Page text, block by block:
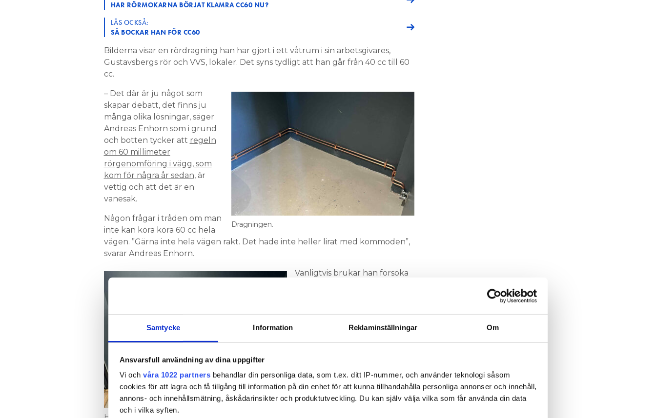
Samtycke Information Reklaminställningar Om
Ansvarsfull användning av dina uppgifter
Vi och våra 1022 partners behandlar din personliga data, som t.ex. ditt IP-nummer, och använder teknologi såsom
cookies för att lagra och få tillgång till information på din enhet för att kunna tillhandahålla personliga annonser och innehåll,
annons- och innehållsmätning, åskådarinsikter och produktutveckling. Du kan själv välja vilka som får använda din data
och i vilka syften.
HAR RÖRMOKARNA BÖRJAT KLAMRA CC60 NU?
LÄS OCKSÅ:
SÅ BOCKAR HAN FÖR CC60
Bilderna visar en rördragning han har gjort i ett våtrum i sin arbetsgivares,
Gustavsbergs rör och VVS, lokaler. Det syns tydligt att han går från 40 cc till 60
cc.
Dragningen.
– Det där är ju något som
skapar debatt, det finns ju
många olika lösningar, säger
Andreas Enhorn som i grund
och botten tycker att regeln
om 60 millimeter
rörgenomföring i vägg, som
kom för några år sedan, är
vettig och att det är en
vanesak.
Någon frågar i tråden om man
inte kan köra köra 60 cc hela
vägen. ”Gärna inte hela vägen rakt. Det hade inte heller lirat med kommoden”,
svarar Andreas Enhorn.
Vanligtvis brukar han försöka
trångt med botten i
kommoden.
bara varmvattenröret två
centimeter. Det går också att
göra en lösning så att man